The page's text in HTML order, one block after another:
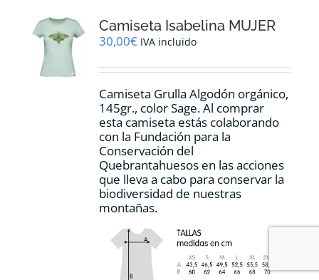
se
pueden
en
página
de
producto
Camiseta Isabelina MUJER
30,00€ IVA incluido
Camiseta Grulla Algodón orgánico,
145gr., color Sage. Al comprar
esta camiseta estás colaborando
con la Fundación para la
Conservación del
Quebrantahuesos en las acciones
que lleva a cabo para conservar la
biodiversidad de nuestras
montañas.